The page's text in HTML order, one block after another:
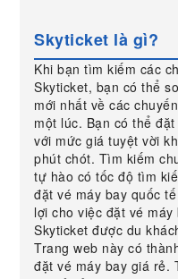
Skyticket là gì?
Khi bạn tìm kiếm các
Skyticket, bạn có thể
mới nhất về các
một lúc. Bạn có thể
với mức giá tuyệt vời
phút chót. Tìm kiếm
tự hào có tốc độ tìm
đặt vé máy bay quốc
lợi cho việc đặt vé
Skyticket được du
Trang web này có
đặt vé máy bay giá rẻ.